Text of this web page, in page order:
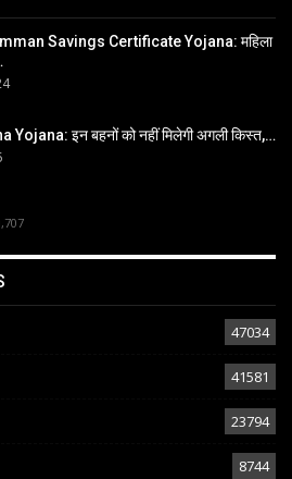
Savings Certificate Yojana: महिला
Yojana: इन बहनों को नहीं मिलेगी अगली किस्त,…
47034
41581
23794
8744